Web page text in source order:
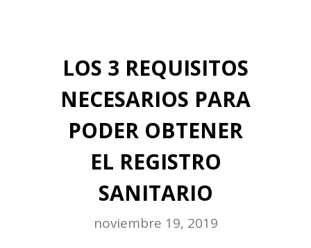
LOS 3 REQUISITOS
NECESARIOS PARA
PODER OBTENER
EL REGISTRO
SANITARIO
noviembre 19, 2019